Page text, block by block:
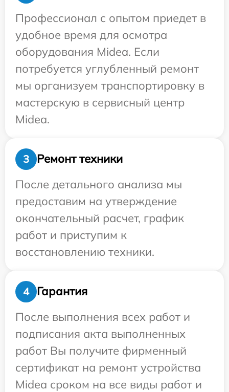
Профессионал с опытом приедет в
удобное время для осмотра
оборудования Midea. Если
потребуется углубленный ремонт
мы организуем транспортировку в
мастерскую в сервисный центр
Midea.
3
Ремонт техники
После детального анализа мы
предоставим на утверждение
окончательный расчет, график
работ и приступим к
восстановлению техники.
4
Гарантия
После выполнения всех работ и
подписания акта выполненных
работ Вы получите фирменный
сертификат на ремонт устройства
Midea сроком на все виды работ и